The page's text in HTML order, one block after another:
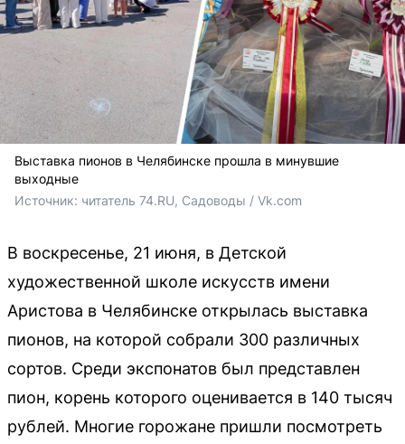
Выставка пионов в Челябинске прошла в минувшие
выходные
Источник: читатель 74.RU, Садоводы / Vk.com
В воскресенье, 21 июня, в Детской
художественной школе искусств имени
Аристова в Челябинске открылась выставка
пионов, на которой собрали 300 различных
сортов. Среди экспонатов был представлен
пион, корень которого оценивается в 140 тысяч
рублей. Многие горожане пришли посмотреть